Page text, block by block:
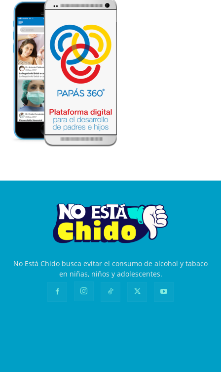
No Está Chido busca evitar el consumo de alcohol y tabaco
en niñas, niños y adolescentes.